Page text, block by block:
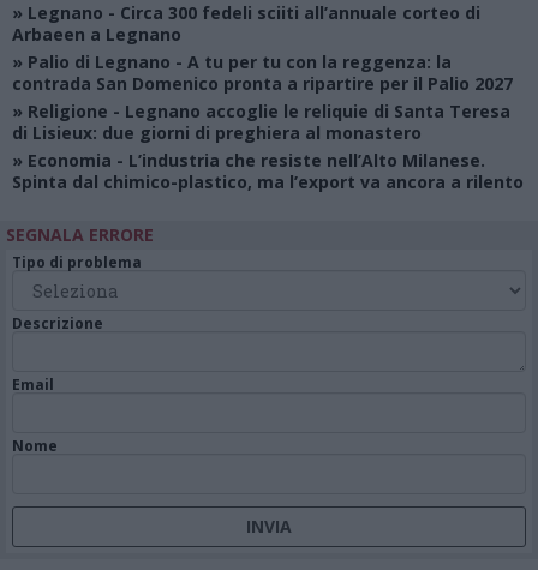
» Legnano - Circa 300 fedeli sciiti all’annuale corteo di
Arbaeen a Legnano
» Palio di Legnano - A tu per tu con la reggenza: la
contrada San Domenico pronta a ripartire per il Palio 2027
» Religione - Legnano accoglie le reliquie di Santa Teresa
di Lisieux: due giorni di preghiera al monastero
» Economia - L’industria che resiste nell’Alto Milanese.
Spinta dal chimico-plastico, ma l’export va ancora a rilento
SEGNALA ERRORE
Tipo di problema
Descrizione
Email
Nome